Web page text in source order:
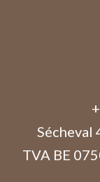
Sécheval
TVA BE